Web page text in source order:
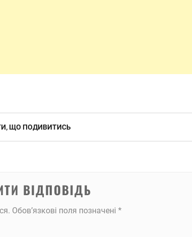
ЩО ПОДИВИТИСЬ
ВІДПОВІДЬ
Обов’язкові поля позначені *